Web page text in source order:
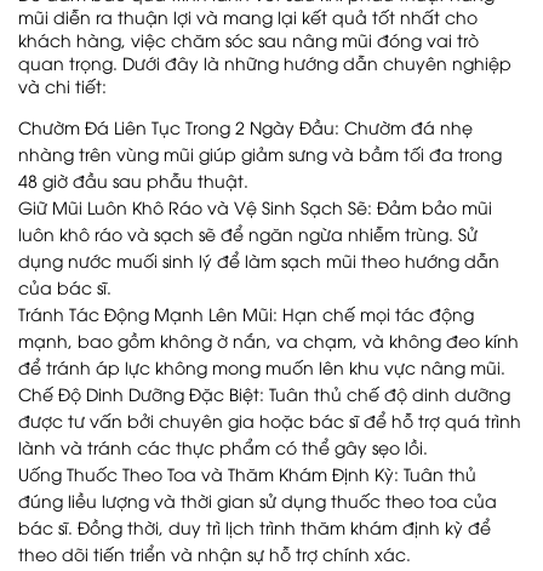
mũi diễn ra thuận lợi và mang lại kết quả tốt nhất cho
khách hàng, việc chăm sóc sau nâng mũi đóng vai trò
quan trọng. Dưới đây là những hướng dẫn chuyên nghiệp
và chi tiết:
Chườm Đá Liên Tục Trong 2 Ngày Đầu: Chườm đá nhẹ
nhàng trên vùng mũi giúp giảm sưng và bầm tối đa trong
48 giờ đầu sau phẫu thuật.
Giữ Mũi Luôn Khô Ráo và Vệ Sinh Sạch Sẽ: Đảm bảo mũi
luôn khô ráo và sạch sẽ để ngăn ngừa nhiễm trùng. Sử
dụng nước muối sinh lý để làm sạch mũi theo hướng dẫn
của bác sĩ.
Tránh Tác Động Mạnh Lên Mũi: Hạn chế mọi tác động
mạnh, bao gồm không ờ nắn, va chạm, và không đeo kính
để tránh áp lực không mong muốn lên khu vực nâng mũi.
Chế Độ Dinh Dưỡng Đặc Biệt: Tuân thủ chế độ dinh dưỡng
được tư vấn bởi chuyên gia hoặc bác sĩ để hỗ trợ quá trình
lành và tránh các thực phẩm có thể gây sẹo lồi.
Uống Thuốc Theo Toa và Thăm Khám Định Kỳ: Tuân thủ
đúng liều lượng và thời gian sử dụng thuốc theo toa của
bác sĩ. Đồng thời, duy trì lịch trình thăm khám định kỳ để
theo dõi tiến triển và nhận sự hỗ trợ chính xác.